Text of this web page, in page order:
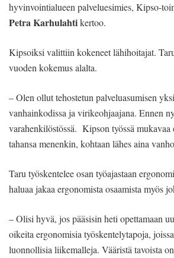
hyvinvointialueen palveluesimies, Kipso-
Petra Karhulahtikertoo.
Kipsoiksi valittiin kokeneet lähihoitajat.
vuoden kokemus alalta.
– Olen ollut tehostetun palveluasumisen
vanhainkodissa ja virikeohjaajana. Ennen
varahenkilöstössä. Kipson työssä mukavaa
tahansa menenkin, kohtaan lähes aina
Taru työskentelee osan työajastaan
haluaa jakaa ergonomista osaamista myös
– Olisi hyvä, jos pääsisin heti opettamaan
oikeita ergonomisia työskentelytapoja,
luonnollisia liikemalleja. Vääristä tavoista